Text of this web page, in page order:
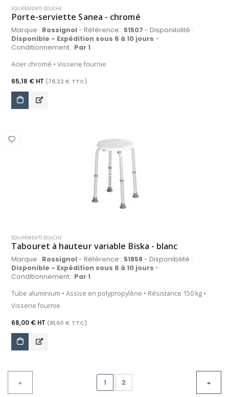
EQUIPEMENTS DOUCHE
Porte-serviette Sanea - chromé
Marque : Rossignol- Référence : 51507 - Disponibilité :
Disponible - Expédition sous 6 à 10 jours -
Conditionnement : Par 1
Acier chromé • Visserie fournie
65,18 € HT (78,22 € TTC)
EQUIPEMENTS DOUCHE
Tabouret à hauteur variable Biska - blanc
Marque : Rossignol- Référence : 51858 - Disponibilité :
Disponible - Expédition sous 6 à 10 jours -
Conditionnement : Par 1
Tube aluminium • Assise en polypropylène • Résistance 150 kg •
Visserie fournie
68,00 € HT (81,60 € TTC)
« 1 2 »